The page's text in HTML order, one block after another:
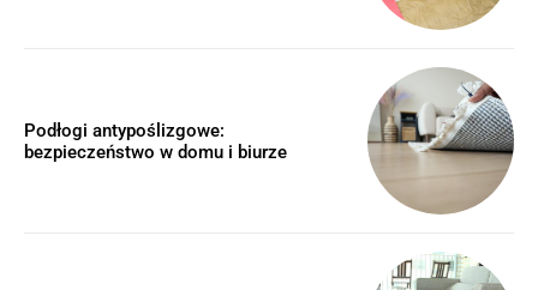
Podłogi antypoślizgowe:
bezpieczeństwo w domu i biurze